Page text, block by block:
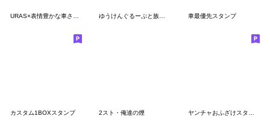
車最優先スタンプ
カスタム1BOXスタンプ 2スト・俺達の煙